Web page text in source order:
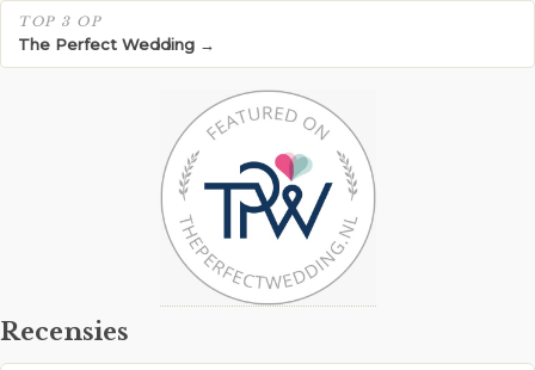
TOP 3 OP
The Perfect Wedding →
Recensies